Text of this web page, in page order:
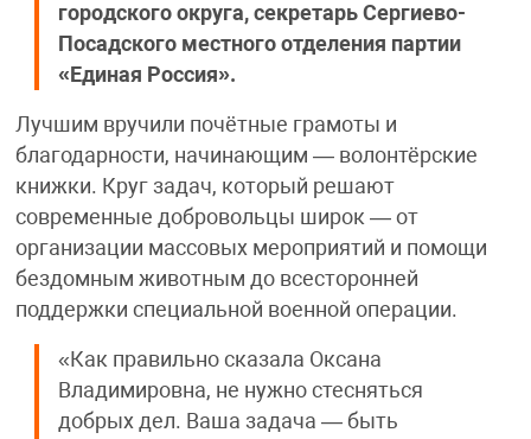
городского округа, секретарь Сергиево-
Посадского местного отделения партии
«Единая Россия».
Лучшим вручили почётные грамоты и
благодарности, начинающим — волонтёрские
книжки. Круг задач, который решают
современные добровольцы широк — от
организации массовых мероприятий и помощи
бездомным животным до всесторонней
поддержки специальной военной операции.
«Как правильно сказала Оксана
Владимировна, не нужно стесняться
добрых дел. Ваша задача — быть